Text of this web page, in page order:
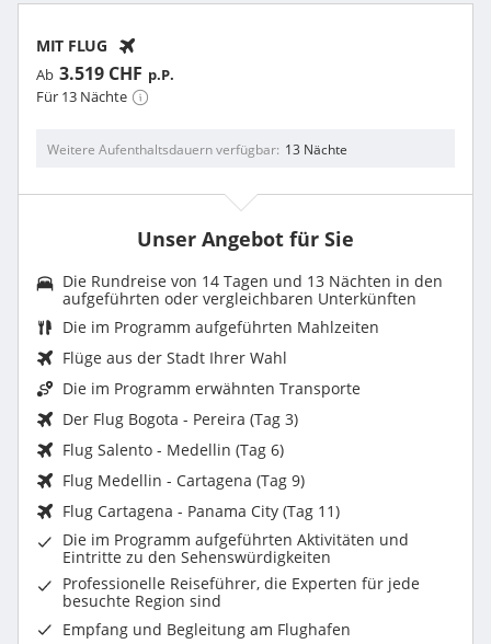
MIT FLUG
Ab 3.519 CHF p.P.
Für 13 Nächte
Weitere Aufenthaltsdauern verfügbar 13 Nächte
Unser Angebot für Sie
Die Rundreise von 14 Tagen und 13 Nächten in den
aufgeführten oder vergleichbaren Unterkünften
Die im Programm aufgeführten Mahlzeiten
Flüge aus der Stadt Ihrer Wahl
Die im Programm erwähnten Transporte
Der Flug Bogota - Pereira (Tag 3)
Flug Salento - Medellin (Tag 6)
Flug Medellin - Cartagena (Tag 9)
Flug Cartagena - Panama City (Tag 11)
Die im Programm aufgeführten Aktivitäten und
Eintritte zu den Sehenswürdigkeiten
Professionelle Reiseführer, die Experten für jede
besuchte Region sind
Empfang und Begleitung am Flughafen